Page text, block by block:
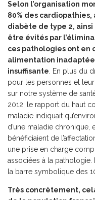
Selon l’organisation
80% des
diabète de type 2,
être évités par
ces pathologies ont en
alimentation
insuffisante . En plus du
pour les personnes et
sur notre système de
2012, le rapport du haut
maladie indiquait
d’une maladie chronique,
bénéficiaient de
une prise en charge
associées à la pathologie.
la barre symbolique des
Très concrètement,